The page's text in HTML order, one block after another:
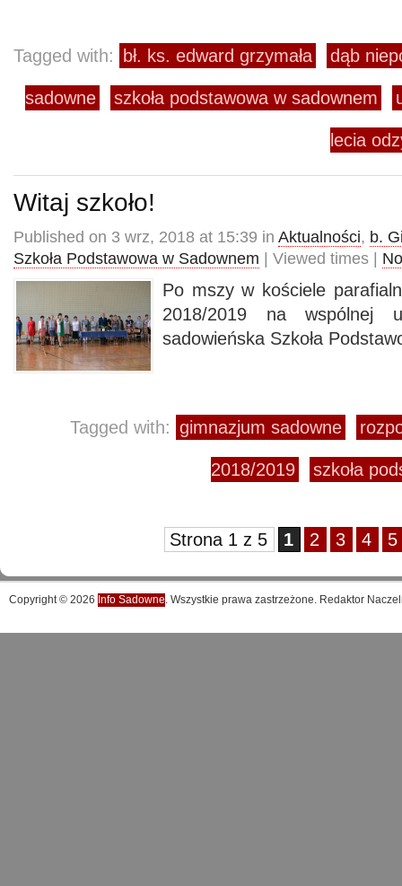
Tagged with: bł. ks. edward grzymała dąb
sadowne szkoła podstawowa w sadownem
lecia
Witaj szkoło!
Published on 3 wrz, 2018 at 15:39 in Aktualności, b.
Szkoła Podstawowa w Sadownem | Viewed times |
Po mszy w kościele
2018/2019 na wspólnej
sadowieńska Szkoła
Tagged with: gimnazjum sadowne
2018/2019 szkoła
Strona 1 z 5 1 2 3 4 5
Copyright © 2026 Info Sadowne. Wszystkie prawa zastrzeżone. Redaktor